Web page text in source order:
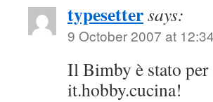
typesettersays:
9 October 2007 at 12:34
Il Bimby è stato
it.hobby.cucina!